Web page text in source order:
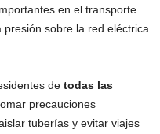
en el transporte
sobre la red eléctrica
de todas las
precauciones
tuberías y evitar viajes